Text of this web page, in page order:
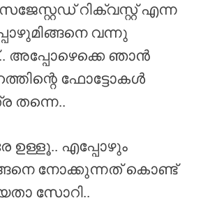
റിക്വസ്റ്റ് എന്ന
വന്നു
അപ്പോഴെക്കെ ഞാൻ
ഫോട്ടോകൾ
തന്നെ..
എപ്പോഴും
നോക്കുന്നത് കൊണ്ട്
സോറി..